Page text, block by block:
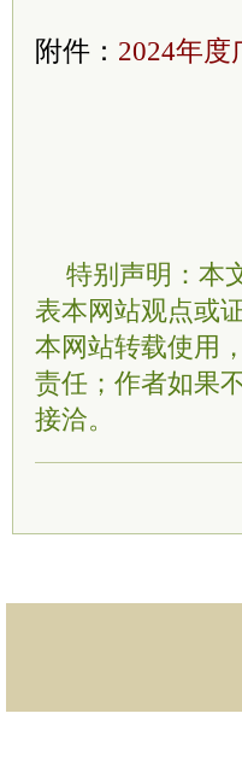
附件： 2024年
特别声明：本
表本网站观点或
本网站转载使用
责任；作者如果
接洽。